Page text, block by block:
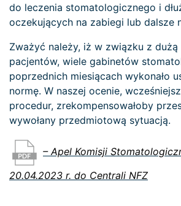
do leczenia stomatologicznego i
oczekujących na zabiegi lub dalsze
Zważyć należy, iż w związku z dużą
pacjentów, wiele gabinetów
poprzednich miesiącach wykonało
normę. W naszej ocenie,
procedur, zrekompensowałoby
wywołany przedmiotową sytuacją.
– Apel Komisji
20.04.2023 r. do Centrali NFZ